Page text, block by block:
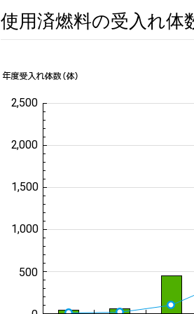
使用済燃料の受入れ体